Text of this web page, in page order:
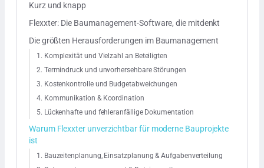
Kurz und knapp
Flexxter: Die Baumanagement-Software, die mitdenkt
Die größten Herausforderungen im Baumanagement
1. Komplexität und Vielzahl an Beteiligten
2. Termindruck und unvorhersehbare Störungen
3. Kostenkontrolle und Budgetabweichungen
4. Kommunikation & Koordination
5. Lückenhafte und fehleranfällige Dokumentation
Warum Flexxter unverzichtbar für moderne Bauprojekte
ist
1. Bauzeitenplanung, Einsatzplanung & Aufgabenverteilung